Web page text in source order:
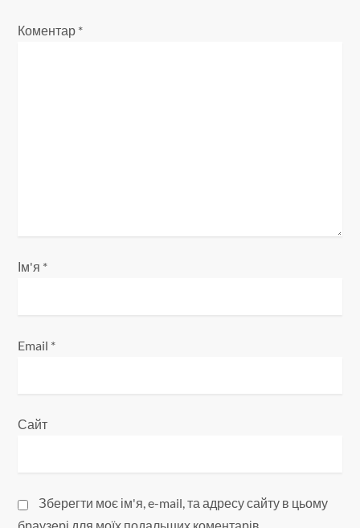
і
Коментар *
Ім'я *
Email *
Сайт
Зберегти моє ім'я, e-mail, та адресу сайту в цьому